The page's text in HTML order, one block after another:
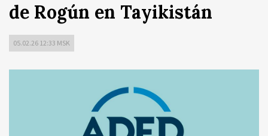
de Rogún en Tayikistán
05.02.26 12:33 MSK